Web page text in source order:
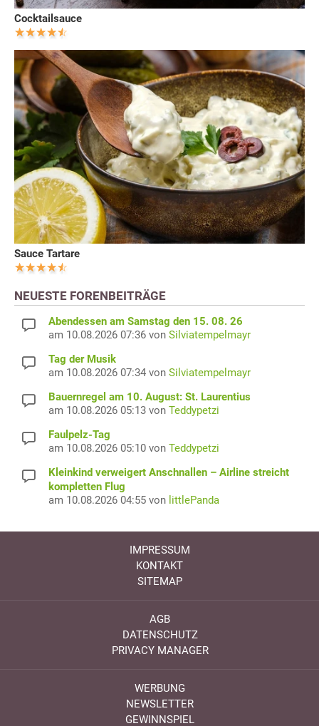
Cocktailsauce
Sauce Tartare
NEUESTE FORENBEITRÄGE
Abendessen am Samstag den 15. 08. 26
am 10.08.2026 07:36 von Silviatempelmayr
Tag der Musik
am 10.08.2026 07:34 von Silviatempelmayr
Bauernregel am 10. August: St. Laurentius
am 10.08.2026 05:13 von Teddypetzi
Faulpelz-Tag
am 10.08.2026 05:10 von Teddypetzi
Kleinkind verweigert Anschnallen – Airline streicht
kompletten Flug
am 10.08.2026 04:55 von littlePanda
IMPRESSUM
KONTAKT
SITEMAP
AGB
DATENSCHUTZ
PRIVACY MANAGER
WERBUNG
NEWSLETTER
GEWINNSPIEL